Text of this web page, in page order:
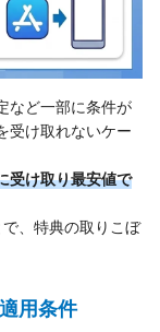
など一部に条件が
受け取れないケー
受け取り最安値で
、特典の取りこぼ
用条件